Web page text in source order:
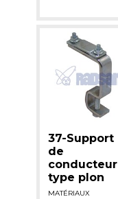
37-Support
de
conducteur
type plon
MATÉRIAUX